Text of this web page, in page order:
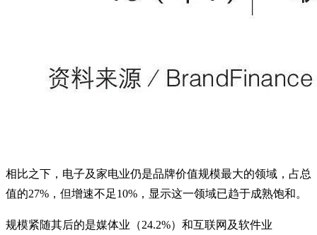
相比之下，电子及家电业仍是品牌价值规模最大的领域，占总
值的27%，但增速不足10%，显示这一领域已趋于成熟饱和。
规模紧随其后的是媒体业（24.2%）和互联⽹及软件业